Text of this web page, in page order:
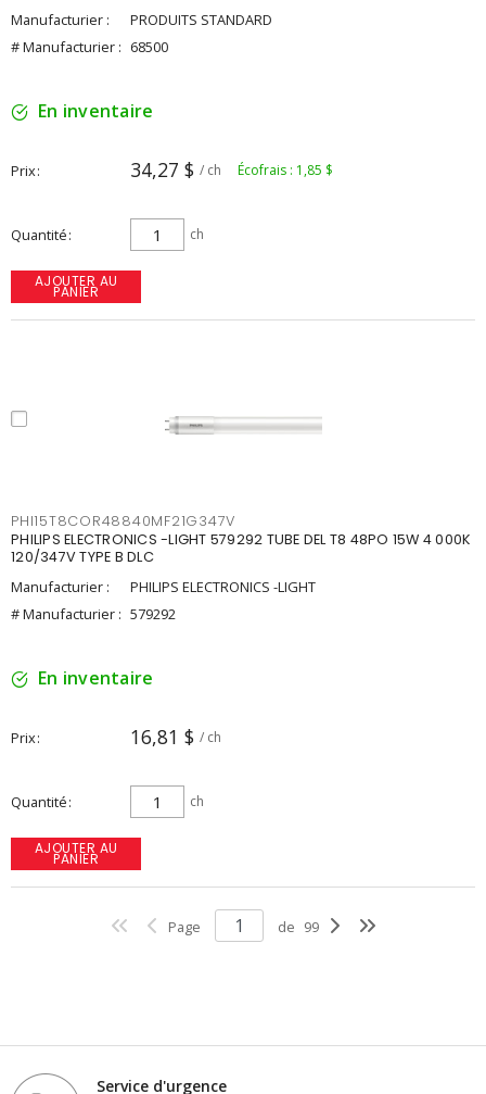
Manufacturier :
PRODUITS STANDARD
# Manufacturier : 68500
En inventaire
Prix 34,27 $ / ch Écofrais : 1,85 $
Quantité ch
AJOUTER AU
PANIER
PHI15T8COR48840MF21G347V
PHILIPS ELECTRONICS -LIGHT 579292 TUBE DEL T8 48PO 15W 4 000K
120/347V TYPE B DLC
Manufacturier :
PHILIPS ELECTRONICS -LIGHT
# Manufacturier : 579292
En inventaire
Prix 16,81 $ / ch
Quantité ch
AJOUTER AU
PANIER
Page de 99
Service d'urgence